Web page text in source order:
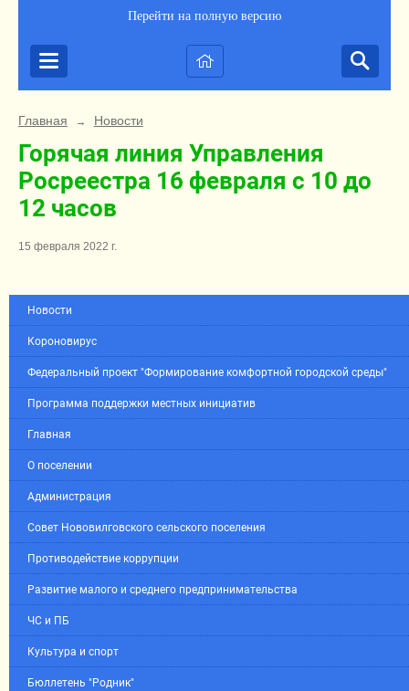
Перейти на полную версию
Главная → Новости
Горячая линия Управления
Росреестра 16 февраля с 10 до
12 часов
15 февраля 2022 г.
Новости
Короновирус
Федеральный проект "Формирование комфортной городской среды"
Программа поддержки местных инициатив
Главная
О поселении
Администрация
Совет Нововилговского сельского поселения
Противодействие коррупции
Развитие малого и среднего предпринимательства
ЧС и ПБ
Культура и спорт
Бюллетень "Родник"